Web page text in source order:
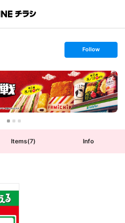
s
t
o
l
l
o
w
Follow
Items(7) Info